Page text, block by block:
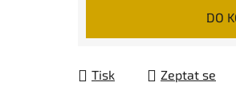
DO
Tisk Zeptat se